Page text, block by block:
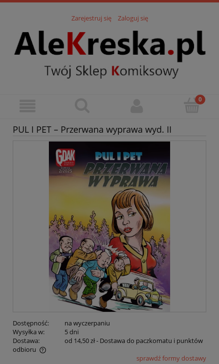
Zarejestruj się Zaloguj się
PUL I PET – Przerwana wyprawa wyd. II
Dostępność:
na wyczerpaniu
Wysyłka w:
5 dni
Dostawa:
od 14,50 zł- Dostawa do paczkomatu i punktów
odbioru
Cena nie zawiera ewentualnych kosztów płatnościsprawdź formy dostawy